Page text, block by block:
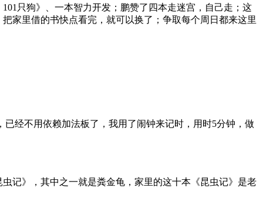
只狗》、一本智力开发；鹏赞了四本走迷宫，自己走；这
家里借的书快点看完，就可以换了；争取每个周日都来这里
经不用依赖加法板了，我用了闹钟来记时，用时5分钟，做
记》，其中之一就是粪金龟，家里的这十本《昆虫记》是老